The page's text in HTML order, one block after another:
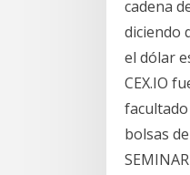
cadena
diciendo
el dólar
CEX.IO
facultado
bolsas